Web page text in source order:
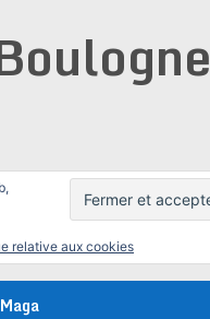
relative aux cookies